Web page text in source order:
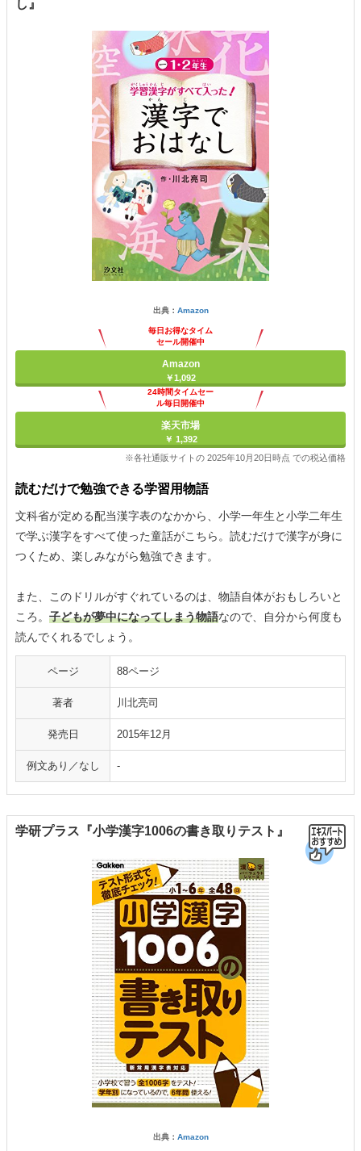
し』
出典： Amazon
毎日お得なタイム
セール開催中
Amazon
￥1,092
24時間タイムセー
ル毎日開催中
楽天市場
￥ 1,392
※各社通販サイトの 2025年10月20日時点 での税込価格
読むだけで勉強できる学習用物語
文科省が定める配当漢字表のなかから、小学一年生と小学二年生
で学ぶ漢字をすべて使った童話がこちら。読むだけで漢字が身に
つくため、楽しみながら勉強できます。
また、このドリルがすぐれているのは、物語自体がおもしろいと
ころ。 子どもが夢中になってしまう物語なので、自分から何度も
読んでくれるでしょう。
ページ 88ページ
著者 川北亮司
発売日 2015年12月
例文あり／なし -
学研プラス『小学漢字1006の書き取りテスト』
出典： Amazon